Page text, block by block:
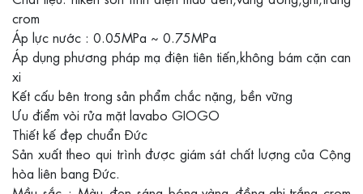
crom
Áp lực nước : 0.05MPa ~ 0.75MPa
Áp dụng phương pháp mạ điện tiên tiến,không bám cặn can
xi
Kết cấu bên trong sản phẩm chắc nặng, bền vững
Ưu điểm vòi rửa mặt lavabo GIOGO
Thiết kế đẹp chuẩn Đức
Sản xuất theo qui trình được giám sát chất lượng của Cộng
hòa liên bang Đức.